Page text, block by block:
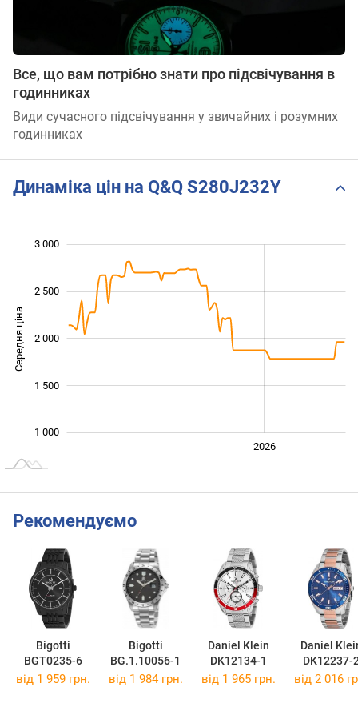
Все, що вам потрібно знати про підсвічування в
годинниках
Види сучасного підсвічування у звичайних і розумних
годинниках
Динаміка цін на Q&Q S280J232Y
Середня ціна 1 000
1 000
1 500
2 000
2 500
3 000
2026
Рекомендуємо
Bigotti
BGT0235-6
Bigotti
BG.1.10056-1
Daniel Klein
DK12134-1
Daniel
DK12237-
від 1 959 грн. від 1 984 грн. від 1 965 грн. від 2 016